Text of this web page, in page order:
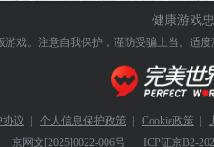
健康游戏
戏。注意自我保护，谨防受骗上当。 适度
协议 | 个人信息保护政策 | Cookie政策 |
京网文[2025]0022-006号 ICP证京B2-